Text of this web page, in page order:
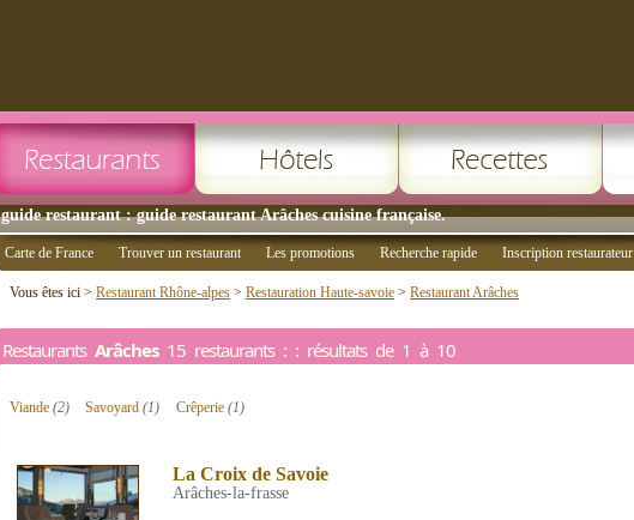
guide restaurant : guide restaurant Arâches cuisine française.
Carte de France Trouver un restaurant Les promotions Recherche rapide Inscription restaurateur
Vous êtes ici > Restaurant Rhône-alpes > Restauration Haute-savoie > Restaurant Arâches
Restaurants Arâches15 restaurants : : résultats de 1 à 10
Viande (2) Savoyard(1) Crêperie (1)
La Croix de Savoie
Arâches-la-frasse